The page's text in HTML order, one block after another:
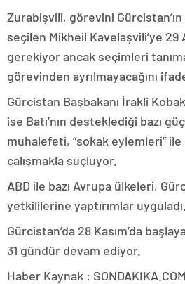
Zurabişvili, görevini
seçilen Mikheil Kavelaşvili’ye 29
gerekiyor ancak seçimleri
görevinden ayrılmayacağını
Gürcistan Başbakanı İrakli
ise Batı’nın desteklediği bazı
muhalefeti, “sokak eylemleri”
çalışmakla suçluyor.
ABD ile bazı Avrupa ülkeleri,
yetkililerine yaptırımlar uyguladı.
Gürcistan’da 28 Kasım’da
31 gündür devam ediyor.
Haber Kaynak : SONDAKIKA.COM